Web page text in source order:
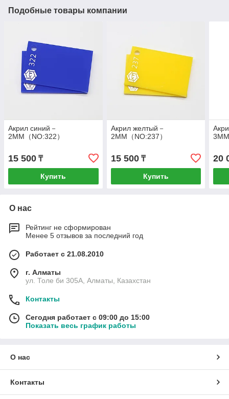
Подобные товары компании
Акрил синий－
2MM（NO:322）
15 500 ₸
Купить
Акрил желтый－
2MM（NO:237）
15 500₸
Купить
20
О нас
Рейтинг не сформирован
Менее 5 отзывов за последний год
Работает с 21.08.2010
г. Алматы
ул. Толе би 305А, Алматы, Казахстан
Контакты
Сегодня работает с 09:00 до 15:00
Показать весь график работы
О нас
Контакты